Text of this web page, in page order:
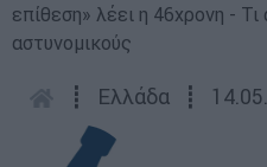
επίθεση» λέει η 46χρονη -
αστυνομικούς
┋ Ελλάδα ┋